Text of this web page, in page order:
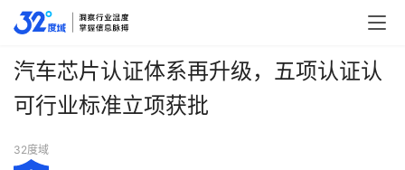
汽车芯片认证体系再升级，五项认证认
可行业标准立项获批
32度域